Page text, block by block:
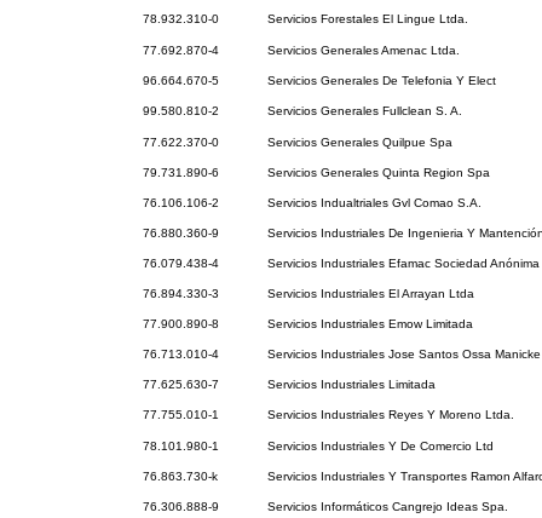
78.932.310-0 Servicios Forestales El Lingue Ltda.
77.692.870-4 Servicios Generales Amenac Ltda.
96.664.670-5 Servicios Generales De Telefonia Y Elect
99.580.810-2 Servicios Generales Fullclean S. A.
77.622.370-0 Servicios Generales Quilpue Spa
79.731.890-6 Servicios Generales Quinta Region Spa
76.106.106-2 Servicios Indualtriales Gvl Comao S.A.
76.880.360-9 Servicios Industriales De Ingenieria Y
76.079.438-4 Servicios Industriales Efamac Sociedad Anónima
76.894.330-3 Servicios Industriales El Arrayan Ltda
77.900.890-8 Servicios Industriales Emow Limitada
76.713.010-4 Servicios Industriales Jose Santos Ossa Manicke
77.625.630-7 Servicios Industriales Limitada
77.755.010-1 Servicios Industriales Reyes Y Moreno Ltda.
78.101.980-1 Servicios Industriales Y De Comercio Ltd
76.863.730-k Servicios Industriales Y Transportes Ramon
76.306.888-9 Servicios Informáticos Cangrejo Ideas Spa.